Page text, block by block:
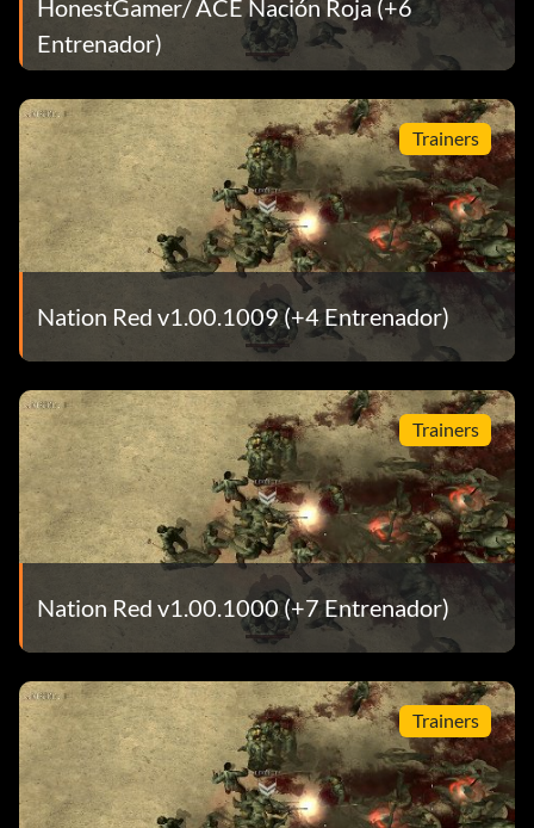
HonestGamer/ ACE Nación Roja (+6
Entrenador)
Trainers
Nation Red v1.00.1009 (+4 Entrenador)
Trainers
Nation Red v1.00.1000 (+7 Entrenador)
Trainers